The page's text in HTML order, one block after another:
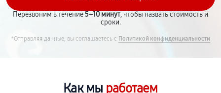
Перезвоним в течение5–10 минут, чтобы назвать стоимость и
сроки.
*Отправляя данные, вы соглашаетесь с Политикой конфиденциальности
Как мы работаем